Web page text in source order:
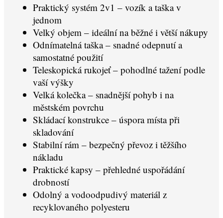
Praktický systém 2v1 – vozík a taška v
jednom
Velký objem – ideální na běžné i větší nákupy
Odnímatelná taška – snadné odepnutí a
samostatné použití
Teleskopická rukojeť – pohodlné tažení podle
vaší výšky
Velká kolečka – snadnější pohyb i na
městském povrchu
Skládací konstrukce – úspora místa při
skladování
Stabilní rám – bezpečný převoz i těžšího
nákladu
Praktické kapsy – přehledné uspořádání
drobností
Odolný a vodoodpudivý materiál z
recyklovaného polyesteru